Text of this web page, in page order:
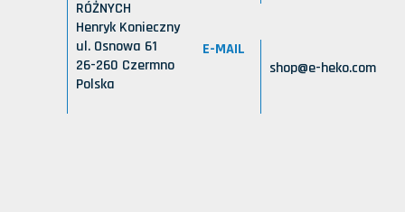
RÓŻNYCH
Henryk Konieczny
ul. Osnowa 61
26-260 Czermno
Polska
E-MAIL
shop@e-heko.com